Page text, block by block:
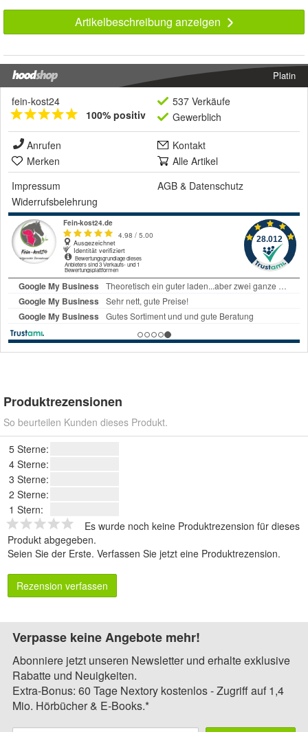
Artikelbeschreibung anzeigen
Platin
fein-kost24
100% positiv
537 Verkäufe
Gewerblich
Anrufen
Kontakt
Merken
Alle Artikel
Impressum
AGB & Datenschutz
Widerrufsbelehrung
Produktrezensionen
So beurteilen Kunden dieses Produkt.
5 Sterne:
4 Sterne:
3 Sterne:
2 Sterne:
1 Stern:
Es wurde noch keine Produktrezension für dieses
Produkt abgegeben.
Seien Sie der Erste. Verfassen Sie jetzt eine Produktrezension.
Rezension verfassen
Verpasse keine Angebote mehr!
Abonniere jetzt unseren Newsletter und erhalte exklusive
Rabatte und Neuigkeiten.
Extra-Bonus: 60 Tage Nextory kostenlos - Zugriff auf 1,4
Mio. Hörbücher & E-Books.*